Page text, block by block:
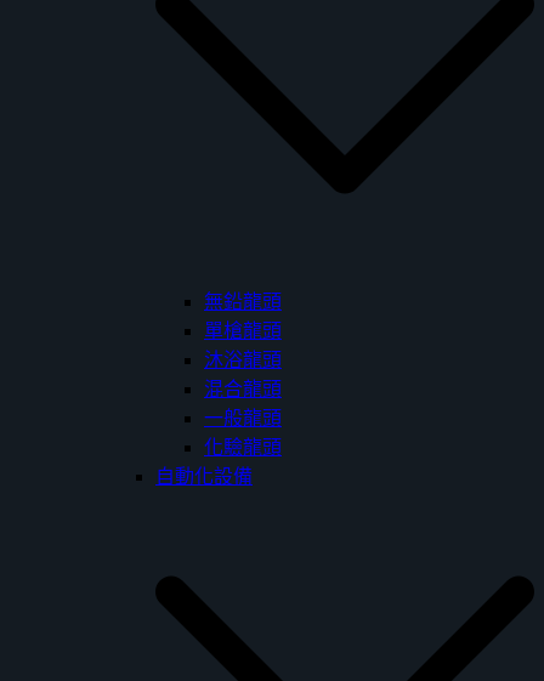
無鉛龍頭
單槍龍頭
沐浴龍頭
混合龍頭
一般龍頭
化驗龍頭
自動化設備